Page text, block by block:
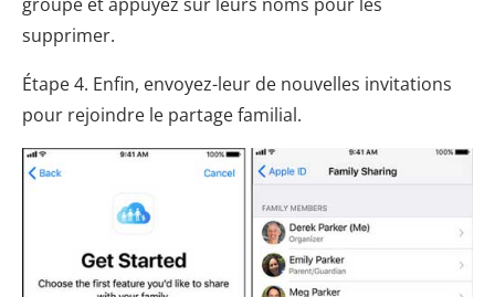
supprimer.
Étape 4. Enfin, envoyez-leur de nouvelles invitations
pour rejoindre le partage familial.